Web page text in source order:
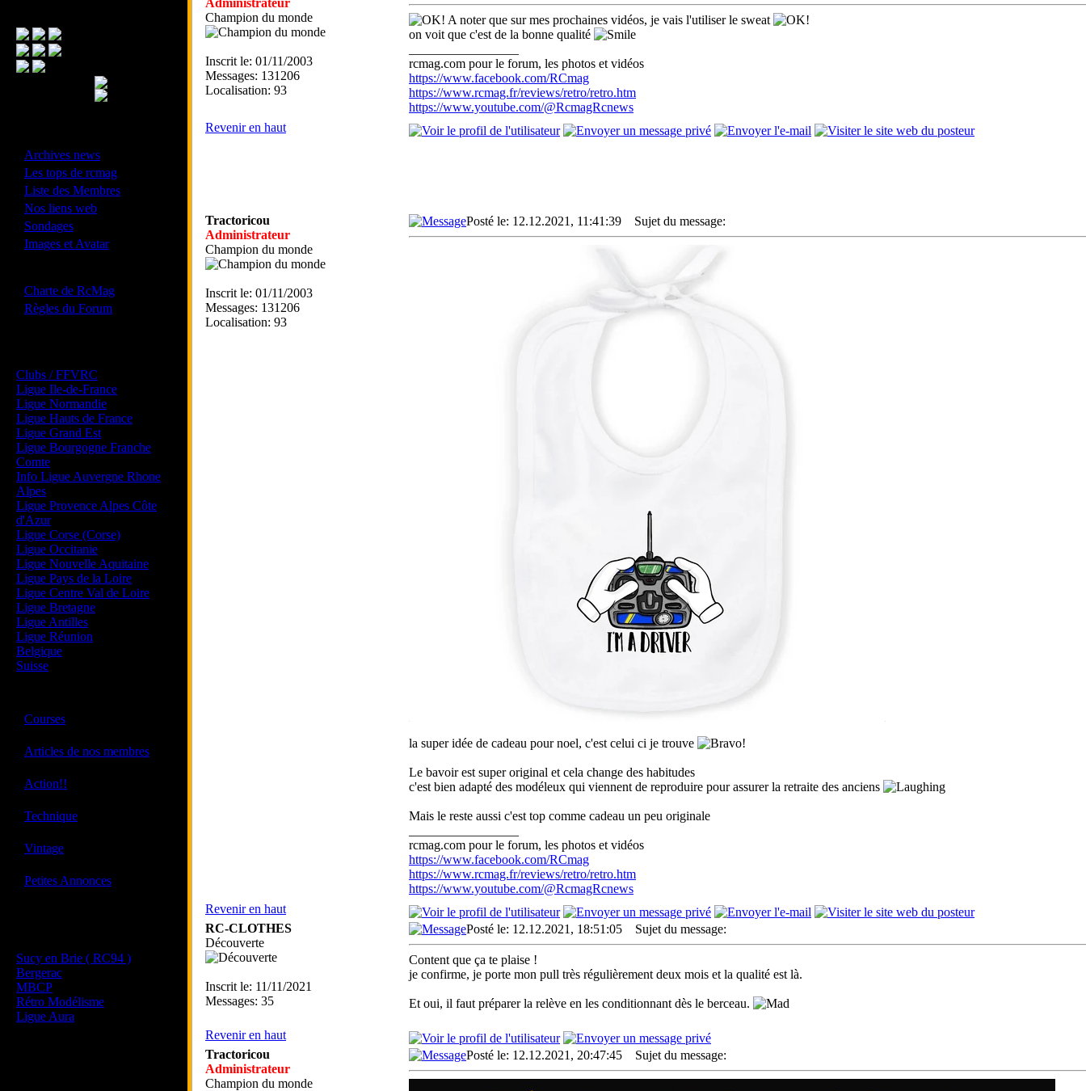
Archives news
Les tops de rcmag
Liste des Membres
Nos liens web
Sondages
Images et Avatar
Charte de RcMag
Règles du Forum
Clubs / FFVRC
Ligue Ile-de-France
Ligue Normandie
Ligue Hauts de France
Ligue Grand Est
Ligue Bourgogne Franche
Comte
Info Ligue Auvergne Rhone
Alpes
Ligue Provence Alpes Côte
d'Azur
Ligue Corse (Corse)
Ligue Occitanie
Ligue Nouvelle Aquitaine
Ligue Pays de la Loire
Ligue Centre Val de Loire
Ligue Bretagne
Ligue Antilles
Ligue Réunion
Belgique
Suisse
Courses
Articles de nos membres
Action!!
Technique
Vintage
Petites Annonces
Sucy en Brie ( RC94 )
Bergerac
MBCP
Rétro Modélisme
Ligue Aura
Administrateur
Champion du monde
Inscrit le: 01/11/2003
Messages: 131206
Localisation: 93
A noter que sur mes prochaines vidéos, je vais l'utiliser le sweat
on voit que c'est de la bonne qualité
rcmag.com pour le forum, les photos et vidéos
https://www.facebook.com/RCmag
https://www.rcmag.fr/reviews/retro/retro.htm
https://www.youtube.com/@RcmagRcnews
Revenir en haut
Tractoricou
Administrateur
Champion du monde
Inscrit le: 01/11/2003
Messages: 131206
Localisation: 93
Posté le: 12.12.2021, 11:41:39 Sujet du message:
la super idée de cadeau pour noel, c'est celui ci je trouve
Le bavoir est super original et cela change des habitudes
c'est bien adapté des modéleux qui viennent de reproduire pour assurer la retraite des anciens
Mais le reste aussi c'est top comme cadeau un peu originale
rcmag.com pour le forum, les photos et vidéos
https://www.facebook.com/RCmag
https://www.rcmag.fr/reviews/retro/retro.htm
https://www.youtube.com/@RcmagRcnews
Revenir en haut
RC-CLOTHES
Découverte
Inscrit le: 11/11/2021
Messages: 35
Posté le: 12.12.2021, 18:51:05 Sujet du message:
Content que ça te plaise !
je confirme, je porte mon pull très régulièrement deux mois et la qualité est là.
Et oui, il faut préparer la relève en les conditionnant dès le berceau.
Revenir en haut
Tractoricou
Administrateur
Champion du monde
Posté le: 12.12.2021, 20:47:45 Sujet du message: